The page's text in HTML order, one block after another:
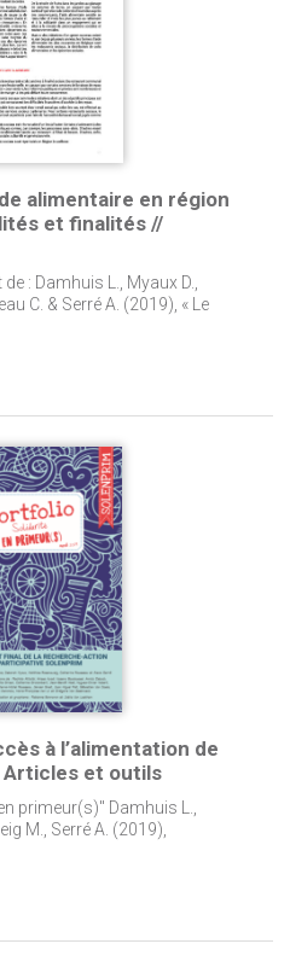
alimentaire en région
et finalités //
: Damhuis L., Myaux D.,
C. & Serré A. (2019), « Le
à l’alimentation de
et outils
primeur(s)" Damhuis L.,
M., Serré A. (2019),